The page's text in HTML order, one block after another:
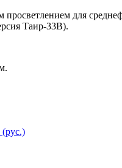
для
Таир-33В).